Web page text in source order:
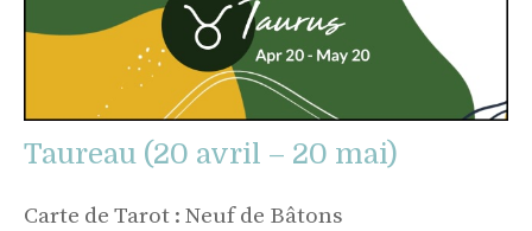
Taureau (20 avril – 20 mai)
Carte de Tarot : Neuf de Bâtons